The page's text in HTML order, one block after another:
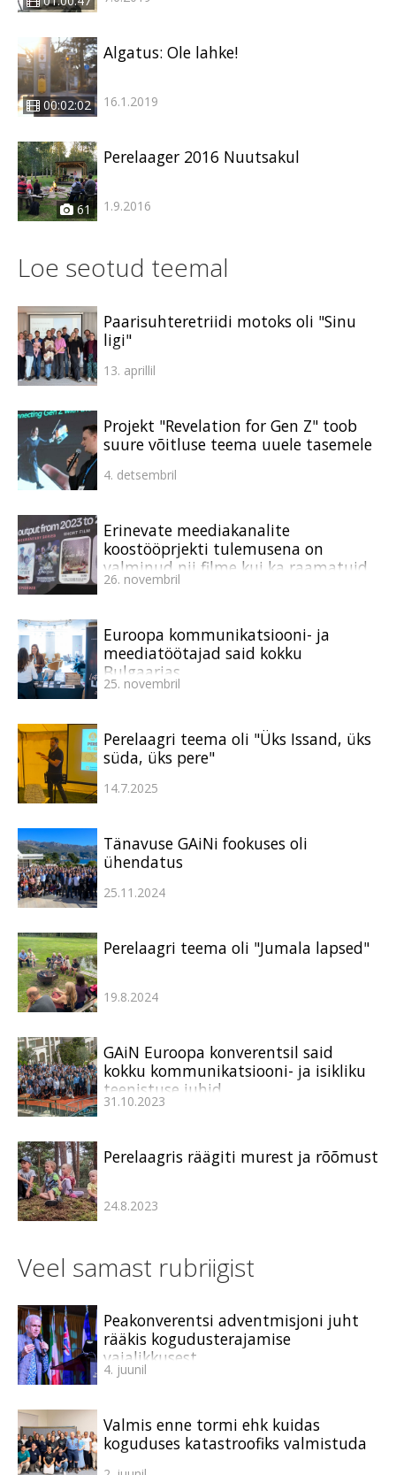
00:02:02
Algatus: Ole lahke!
16.1.2019
61
Perelaager 2016 Nuutsakul
1.9.2016
Loe seotud teemal
Paarisuhteretriidi motoks oli "Sinu
ligi"
13. aprillil
Projekt "Revelation for Gen Z" toob
suure võitluse teema uuele tasemele
4. detsembril
Erinevate meediakanalite
koostööprjekti tulemusena on
valminud nii filme kui ka raamatuid
26. novembril
Euroopa kommunikatsiooni- ja
meediatöötajad said kokku
Bulgaarias
25. novembril
Perelaagri teema oli "Üks Issand, üks
süda, üks pere"
14.7.2025
Tänavuse GAiNi fookuses oli
ühendatus
25.11.2024
Perelaagri teema oli "Jumala lapsed"
19.8.2024
GAiN Euroopa konverentsil said
kokku kommunikatsiooni- ja isikliku
teenistuse juhid
31.10.2023
Perelaagris räägiti murest ja rõõmust
24.8.2023
Veel samast rubriigist
Peakonverentsi adventmisjoni juht
rääkis kogudusterajamise
vajalikkusest
4. juunil
Valmis enne tormi ehk kuidas
koguduses katastroofiks valmistuda